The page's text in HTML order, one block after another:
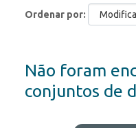
Ordenar por
Não foram
conjuntos de